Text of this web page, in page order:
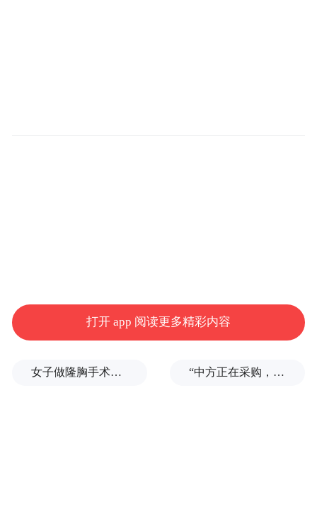
打开 app 阅读更多精彩内容
女子做隆胸手术全麻后被告知暂停，记者采访时又发现其他违规问题 “中方正在采购，令人鼓舞！”